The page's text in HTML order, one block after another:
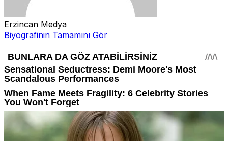
Erzincan Medya
Biyografinin Tamamını Gör